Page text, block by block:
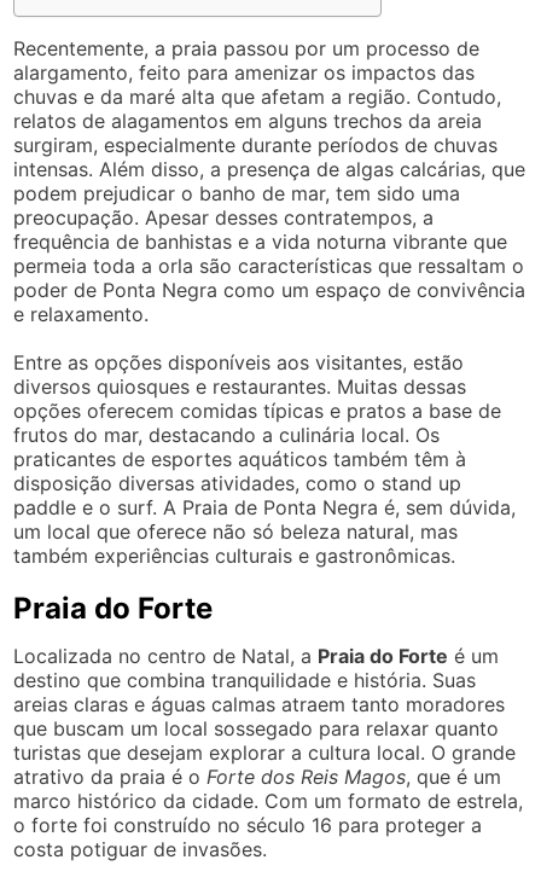
Recentemente, a praia passou por um processo de
alargamento, feito para amenizar os impactos das
chuvas e da maré alta que afetam a região. Contudo,
relatos de alagamentos em alguns trechos da areia
surgiram, especialmente durante períodos de chuvas
intensas. Além disso, a presença de algas calcárias, que
podem prejudicar o banho de mar, tem sido uma
preocupação. Apesar desses contratempos, a
frequência de banhistas e a vida noturna vibrante que
permeia toda a orla são características que ressaltam o
poder de Ponta Negra como um espaço de convivência
e relaxamento.
Entre as opções disponíveis aos visitantes, estão
diversos quiosques e restaurantes. Muitas dessas
opções oferecem comidas típicas e pratos a base de
frutos do mar, destacando a culinária local. Os
praticantes de esportes aquáticos também têm à
disposição diversas atividades, como o stand up
paddle e o surf. A Praia de Ponta Negra é, sem dúvida,
um local que oferece não só beleza natural, mas
também experiências culturais e gastronômicas.
Praia do Forte
Localizada no centro de Natal, a Praia do Forte é um
destino que combina tranquilidade e história. Suas
areias claras e águas calmas atraem tanto moradores
que buscam um local sossegado para relaxar quanto
turistas que desejam explorar a cultura local. O grande
atrativo da praia é o Forte dos Reis Magos, que é um
marco histórico da cidade. Com um formato de estrela,
o forte foi construído no século 16 para proteger a
costa potiguar de invasões.